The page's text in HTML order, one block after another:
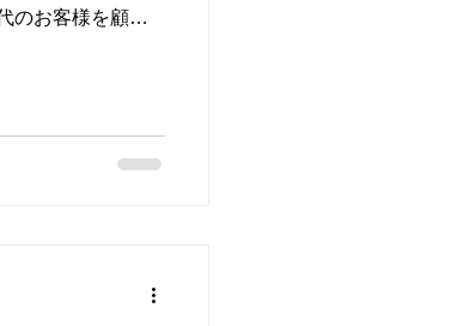
のお客様を顧客